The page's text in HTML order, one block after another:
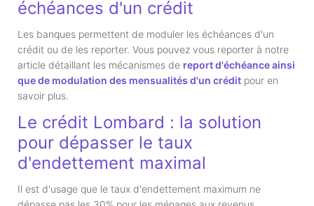
échéances d'un crédit
Les banques permettent de moduler les échéances d'un
crédit ou de les reporter. Vous pouvez vous reporter à notre
article détaillant les mécanismes de report d'échéance ainsi
que de modulation des mensualités d'un crédit pour en
savoir plus.
Le crédit Lombard : la solution
pour dépasser le taux
d'endettement maximal
Il est d'usage que le taux d'endettement maximum ne